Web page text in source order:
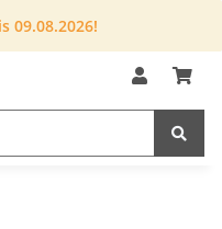
09.08.2026!